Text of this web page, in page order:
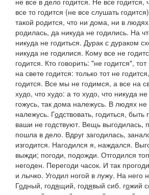
все то годится (не все слушать
такой родится, что ни дома, ни в
родилась, да никуда не годились. На
никуда не годиться. Дурак с дураком
никуда не годилися. Кому все не
годится. Кто говорить: "не годится",
на свете годится: только тот не
годится. Все мы не годимся, а все на
худо, что худо: а то худо, что никуда
гожусь, так дома належусь. В людях не
належусь. Годствовать, годиться,
ваши не годствуют. Вещь выгодилась,
пошла в дело. Вдруг загодилась,
изгодится. Нагодился я, наждался.
выжди; погоди, подожди. Отгодился
негоден. Перегоди часок. И так
и лычко. Угодил ногой в лужу. На него
Годный, годящий, годявый сиб. гожий